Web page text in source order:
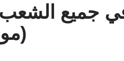
في جميع